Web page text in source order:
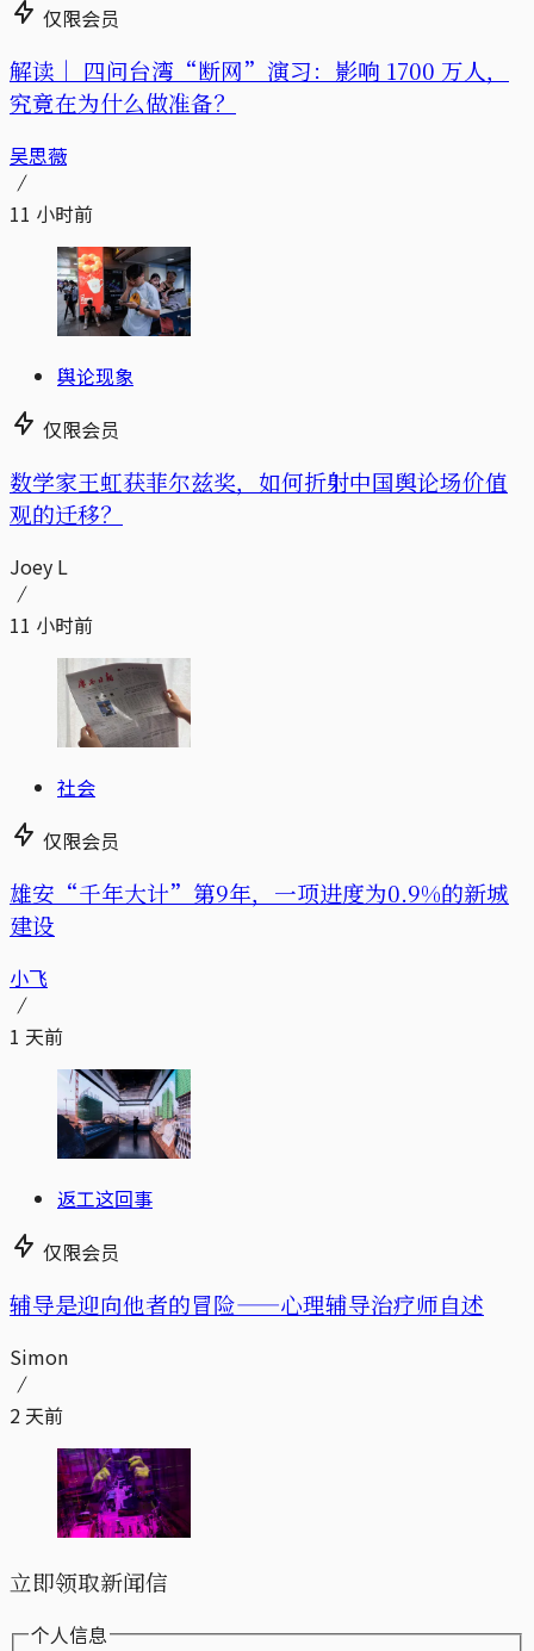
仅限会员
解读｜ 四问台湾“断网”演习：影响 1700 万人，
究竟在为什么做准备？
吴思薇
11 小时前
舆论现象
仅限会员
数学家王虹获菲尔兹奖，如何折射中国舆论场价值
观的迁移？
Joey L
11 小时前
社会
仅限会员
雄安“千年大计”第9年，一项进度为0.9%的新城
建设
小飞
1 天前
返工这回事
仅限会员
辅导是迎向他者的冒险——心理辅导治疗师自述
Simon
2 天前
立即领取新闻信
个人信息